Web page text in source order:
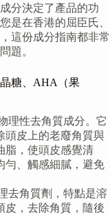
分決定了產品的功
是在香港的屈臣氏、
這份成分指南都非常
題。
糖、AHA（果
理性去角質成分。它
頭皮上的老廢角質與
脂，使頭皮感覺清
勻、觸感細膩，避免
去角質劑，特點是溶
皮，去除角質，隨後